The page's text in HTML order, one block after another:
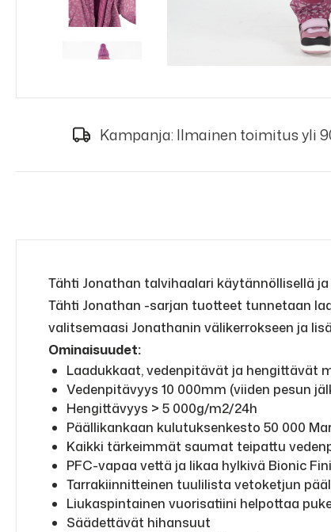
Kampanja: Ilmainen toimitus yli
Tähti Jonathan talvihaalari käytännöllisellä
Tähti Jonathan -sarjan tuotteet tunnetaan
valitsemaasi Jonathanin välikerrokseen ja
Ominaisuudet:
Laadukkaat, vedenpitävät ja hengittävät
Vedenpitävyys 10 000mm (viiden pesun
Hengittävyys > 5 000g/m2/24h
Päällikankaan kulutuksenkesto 50 000
Kaikki tärkeimmät saumat teipattu
PFC-vapaa vettä ja likaa hylkivä Bionic
Tarrakiinnitteinen tuulilista vetoketjun
Liukaspintainen vuorisatiini helpottaa
Säädettävät hihansuut